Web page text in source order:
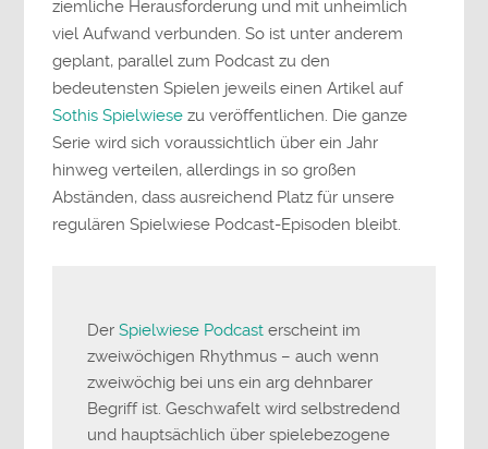
ziemliche Herausforderung und mit unheimlich
viel Aufwand verbunden. So ist unter anderem
geplant, parallel zum Podcast zu den
bedeutensten Spielen jeweils einen Artikel auf
Sothis Spielwiese zu veröffentlichen. Die ganze
Serie wird sich voraussichtlich über ein Jahr
hinweg verteilen, allerdings in so großen
Abständen, dass ausreichend Platz für unsere
regulären Spielwiese Podcast-Episoden bleibt.
DerSpielwiese Podcast erscheint im
zweiwöchigen Rhythmus – auch wenn
zweiwöchig bei uns ein arg dehnbarer
Begriff ist. Geschwafelt wird selbstredend
und hauptsächlich über spielebezogene